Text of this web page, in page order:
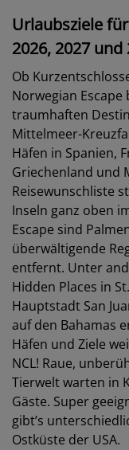
Urlaubsziele
2026, 2027 und
Ob
Norwegian
traumhaften
Mittelmeer-
Häfen in Spanien,
Griechenland und
Reisewunschliste
Inseln ganz oben
Escape sind
überwältigende
entfernt. Unter
Hidden Places in
Hauptstadt San
auf den Bahamas
Häfen und Ziele
NCL! Raue,
Tierwelt warten in
Gäste. Super
gibt’s
Ostküste der USA.